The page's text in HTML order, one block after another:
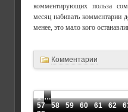
комментирующих польза
месяц набивать комментарии
менее, это мало кого
Комментарии
1 …
57
58 59 60 61 62